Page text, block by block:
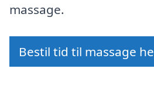
massage.
Bestil tid til massage